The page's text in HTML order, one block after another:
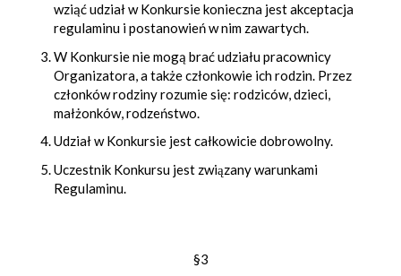
wziąć udział w Konkursie konieczna jest akceptacja
regulaminu i postanowień w nim zawartych.
W Konkursie nie mogą brać udziału pracownicy
Organizatora, a także członkowie ich rodzin. Przez
członków rodziny rozumie się: rodziców, dzieci,
małżonków, rodzeństwo.
Udział w Konkursie jest całkowicie dobrowolny.
Uczestnik Konkursu jest związany warunkami
Regulaminu.
§3